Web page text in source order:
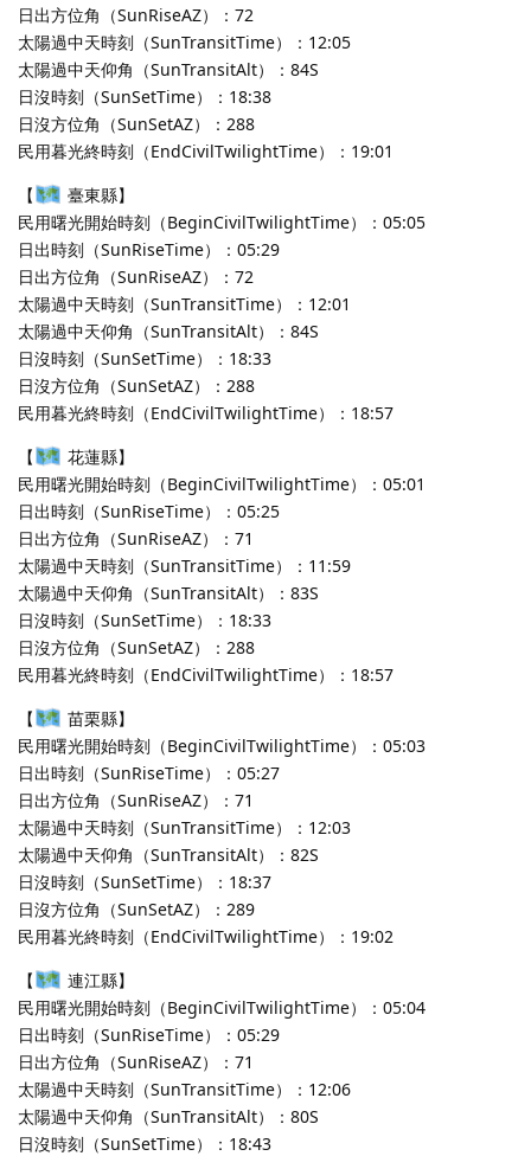
日出方位角（SunRiseAZ）：72
太陽過中天時刻（SunTransitTime）：12:05
太陽過中天仰角（SunTransitAlt）：84S
日沒時刻（SunSetTime）：18:38
日沒方位角（SunSetAZ）：288
民用暮光終時刻（EndCivilTwilightTime）：19:01
【
臺東縣】
民用曙光開始時刻（BeginCivilTwilightTime）：05:05
日出時刻（SunRiseTime）：05:29
日出方位角（SunRiseAZ）：72
太陽過中天時刻（SunTransitTime）：12:01
太陽過中天仰角（SunTransitAlt）：84S
日沒時刻（SunSetTime）：18:33
日沒方位角（SunSetAZ）：288
民用暮光終時刻（EndCivilTwilightTime）：18:57
【
花蓮縣】
民用曙光開始時刻（BeginCivilTwilightTime）：05:01
日出時刻（SunRiseTime）：05:25
日出方位角（SunRiseAZ）：71
太陽過中天時刻（SunTransitTime）：11:59
太陽過中天仰角（SunTransitAlt）：83S
日沒時刻（SunSetTime）：18:33
日沒方位角（SunSetAZ）：288
民用暮光終時刻（EndCivilTwilightTime）：18:57
【
苗栗縣】
民用曙光開始時刻（BeginCivilTwilightTime）：05:03
日出時刻（SunRiseTime）：05:27
日出方位角（SunRiseAZ）：71
太陽過中天時刻（SunTransitTime）：12:03
太陽過中天仰角（SunTransitAlt）：82S
日沒時刻（SunSetTime）：18:37
日沒方位角（SunSetAZ）：289
民用暮光終時刻（EndCivilTwilightTime）：19:02
【
連江縣】
民用曙光開始時刻（BeginCivilTwilightTime）：05:04
日出時刻（SunRiseTime）：05:29
日出方位角（SunRiseAZ）：71
太陽過中天時刻（SunTransitTime）：12:06
太陽過中天仰角（SunTransitAlt）：80S
日沒時刻（SunSetTime）：18:43